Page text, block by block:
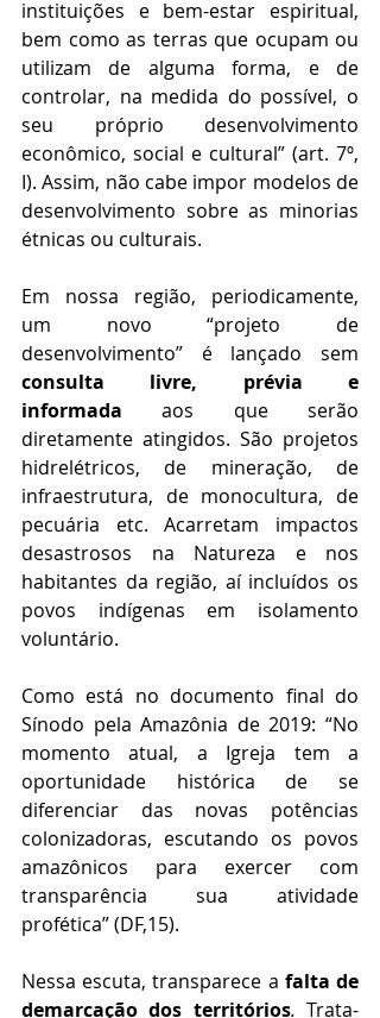
instituições e bem-estar espiritual,
bem como as terras que ocupam ou
utilizam de alguma forma, e de
controlar, na medida do possível, o
seu próprio desenvolvimento
econômico, social e cultural” (art. 7º,
I). Assim, não cabe impor modelos de
desenvolvimento sobre as minorias
étnicas ou culturais.
Em nossa região, periodicamente,
um novo “projeto de
consulta livre, prévia e
informada aos que serão
diretamente atingidos. São projetos
hidrelétricos, de mineração, de
infraestrutura, de monocultura, de
pecuária etc. Acarretam impactos
desastrosos na Natureza e nos
habitantes da região, aí incluídos os
povos indígenas em isolamento
voluntário.
Como está no documento final do
Sínodo pela Amazônia de 2019: “No
momento atual, a Igreja tem a
oportunidade histórica de se
diferenciar das novas potências
colonizadoras, escutando os povos
amazônicos para exercer com
transparência sua atividade
profética” (DF,15).
Nessa escuta, transparece a falta de
demarcação dos territórios. Trata-